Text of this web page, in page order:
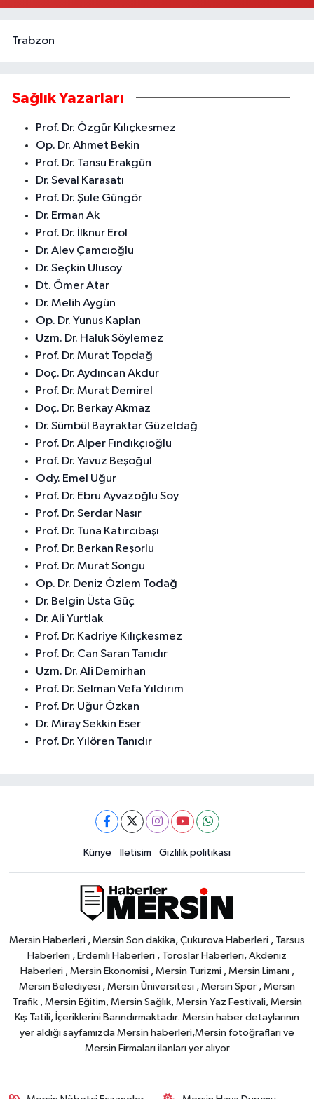
Trabzon
Sağlık Yazarları
Prof. Dr. Özgür Kılıçkesmez
Op. Dr. Ahmet Bekin
Prof. Dr. Tansu Erakgün
Dr. Seval Karasatı
Prof. Dr. Şule Güngör
Dr. Erman Ak
Prof. Dr. İlknur Erol
Dr. Alev Çamcıoğlu
Dr. Seçkin Ulusoy
Dt. Ömer Atar
Dr. Melih Aygün
Op. Dr. Yunus Kaplan
Uzm. Dr. Haluk Söylemez
Prof. Dr. Murat Topdağ
Doç. Dr. Aydıncan Akdur
Prof. Dr. Murat Demirel
Doç. Dr. Berkay Akmaz
Dr. Sümbül Bayraktar Güzeldağ
Prof. Dr. Alper Fındıkçıoğlu
Prof. Dr. Yavuz Beşoğul
Ody. Emel Uğur
Prof. Dr. Ebru Ayvazoğlu Soy
Prof. Dr. Serdar Nasır
Prof. Dr. Tuna Katırcıbaşı
Prof. Dr. Berkan Reşorlu
Prof. Dr. Murat Songu
Op. Dr. Deniz Özlem Todağ
Dr. Belgin Üsta Güç
Dr. Ali Yurtlak
Prof. Dr. Kadriye Kılıçkesmez
Prof. Dr. Can Saran Tanıdır
Uzm. Dr. Ali Demirhan
Prof. Dr. Selman Vefa Yıldırım
Prof. Dr. Uğur Özkan
Dr. Miray Sekkin Eser
Prof. Dr. Yılören Tanıdır
Künye İletisim Gizlilik politikası
Mersin Haberleri , Mersin Son dakika, Çukurova Haberleri , Tarsus
Haberleri , Erdemli Haberleri , Toroslar Haberleri, Akdeniz
Haberleri , Mersin Ekonomisi , Mersin Turizmi , Mersin Limanı ,
Mersin Belediyesi , Mersin Üniversitesi , Mersin Spor , Mersin
Trafik , Mersin Eğitim, Mersin Sağlık, Mersin Yaz Festivali, Mersin
Kış Tatili, İçeriklerini Barındırmaktadır. Mersin haber detaylarının
yer aldığı sayfamızda Mersin haberleri,Mersin fotoğrafları ve
Mersin Firmaları ilanları yer alıyor